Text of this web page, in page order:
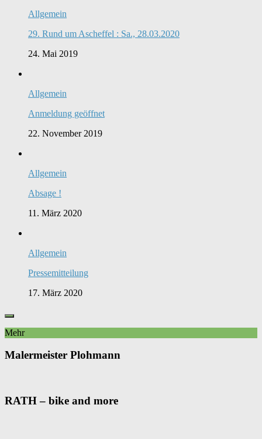
Allgemein
29. Rund um Ascheffel : Sa., 28.03.2020
24. Mai 2019
Allgemein
Anmeldung geöffnet
22. November 2019
Allgemein
Absage !
11. März 2020
Allgemein
Pressemitteilung
17. März 2020
Mehr
Malermeister Plohmann
RATH – bike and more